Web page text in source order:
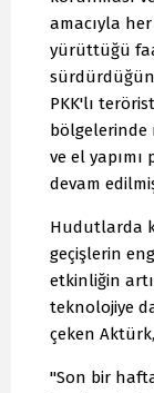
amacıyla
yürüttüğü
PKK'lı
bölgelerinde
ve el yapımı
devam
Hudutlarda
geçişlerin
etkinliğin
teknolojiye
çeken
"Son bir